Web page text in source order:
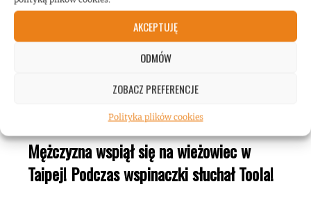
AKCEPTUJĘ
ODMÓW
ZOBACZ PREFERENCJE
Polityka plików cookies
Mężczyzna wspiął się na wieżowiec w
Taipej! Podczas wspinaczki słuchał Toola!